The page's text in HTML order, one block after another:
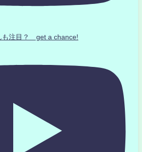
も注目？ get a chance!